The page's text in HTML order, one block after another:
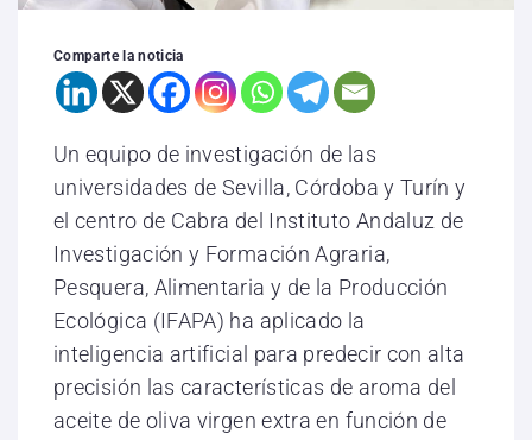
Comparte la noticia
Un equipo de investigación de las
universidades de Sevilla, Córdoba y Turín y
el centro de Cabra del Instituto Andaluz de
Investigación y Formación Agraria,
Pesquera, Alimentaria y de la Producción
Ecológica (IFAPA) ha aplicado la
inteligencia artificial para predecir con alta
precisión las características de aroma del
aceite de oliva virgen extra en función de